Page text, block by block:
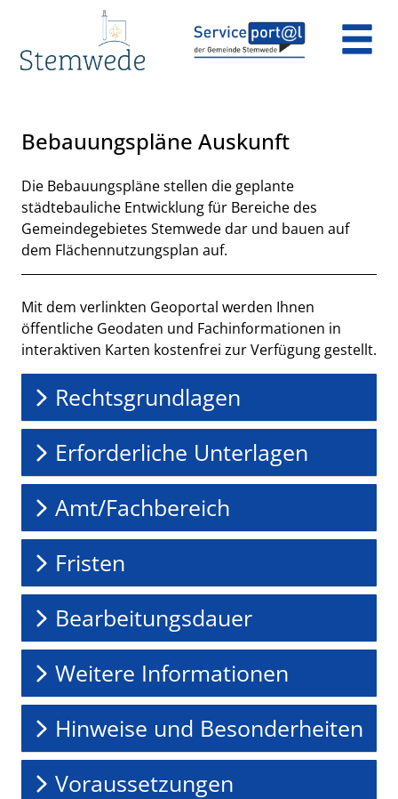
Zum Hauptinhalt springen
Zum Hauptinhalt
Bebauungspläne Auskunft
Kurzbeschreibung
Die Bebauungspläne stellen die geplante
städtebauliche Entwicklung für Bereiche des
Gemeindegebietes Stemwede dar und bauen auf
dem Flächennutzungsplan auf.
Beschreibung
Mit dem verlinkten Geoportal werden Ihnen
öffentliche Geodaten und Fachinformationen in
interaktiven Karten kostenfrei zur Verfügung gestellt.
Rechtsgrundlagen
Erforderliche Unterlagen
Amt/Fachbereich
Fristen
Bearbeitungsdauer
Weitere Informationen
Hinweise und Besonderheiten
Voraussetzungen